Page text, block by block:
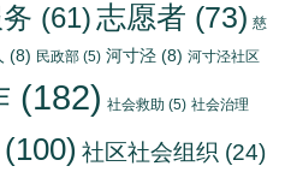
(61)志愿者 (73) 慈
(8) 民政部 (5) 河寸泾 (8) 河寸泾社区
(182) 社会救助 (5) 社会治理
(100) 社区社会组织 (24)